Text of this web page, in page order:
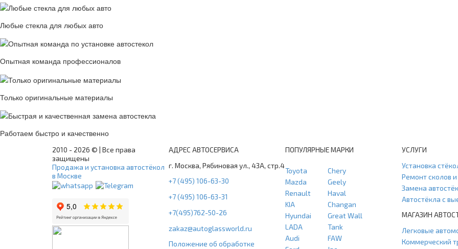
Любые стекла для любых авто
Опытная команда профессионалов
Только оригинальные материалы
Работаем быстро и качественно
2010 - 2026 © | Все права
защищены
Продажа и установка автостёкол
в Москве
АДРЕС АВТОСЕРВИСА
г. Москва, Рябиновая ул., 43А, стр.4
+7 (495) 106-63-30
+7 (495) 106-63-31
+7(495)762-50-26
zakaz@autoglassworld.ru
Положение об обработке
ПОПУЛЯРНЫЕ МАРКИ
Toyota
Mazda
Renault
KIA
Hyundai
LADA
Audi
Chery
Geely
Haval
Changan
Great Wall
Tank
FAW
УСЛУГИ
Установка
Ремонт сколов
Замена
Автостёкла с
МАГАЗИН
Легковые
Коммерческий